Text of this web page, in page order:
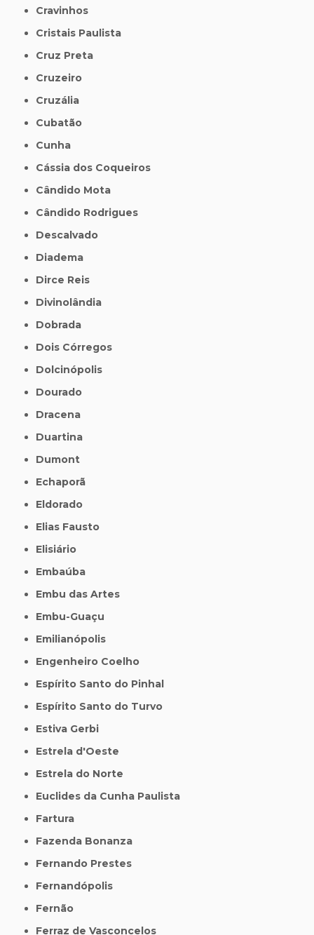
Cravinhos
Cristais Paulista
Cruz Preta
Cruzeiro
Cruzália
Cubatão
Cunha
Cássia dos Coqueiros
Cândido Mota
Cândido Rodrigues
Descalvado
Diadema
Dirce Reis
Divinolândia
Dobrada
Dois Córregos
Dolcinópolis
Dourado
Dracena
Duartina
Dumont
Echaporã
Eldorado
Elias Fausto
Elisiário
Embaúba
Embu das Artes
Embu-Guaçu
Emilianópolis
Engenheiro Coelho
Espírito Santo do Pinhal
Espírito Santo do Turvo
Estiva Gerbi
Estrela d'Oeste
Estrela do Norte
Euclides da Cunha Paulista
Fartura
Fazenda Bonanza
Fernando Prestes
Fernandópolis
Fernão
Ferraz de Vasconcelos